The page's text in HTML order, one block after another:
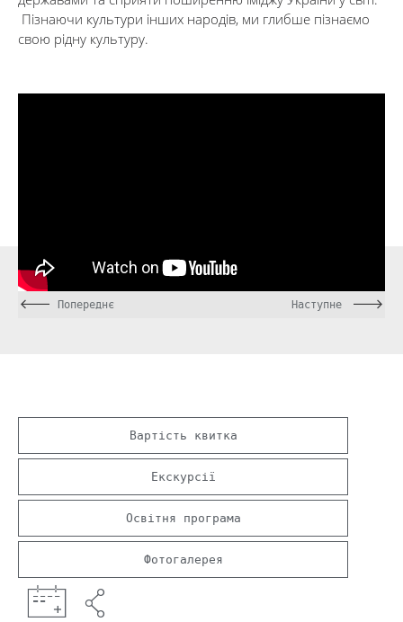
Пізнаючи культури інших народів, ми глибше пізнаємо
свою рідну культуру.
Наступне
Попереднє
Вартість квитка
Екскурсії
Освітня програма
Фотогалерея